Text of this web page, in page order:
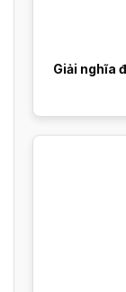
Giải nghĩa